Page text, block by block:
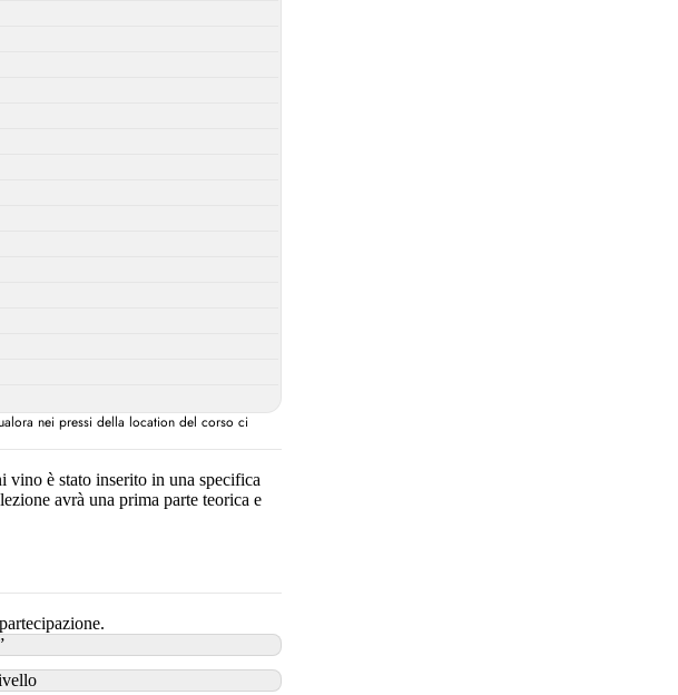
nei pressi della location del corso ci
vino è stato inserito in una specifica
avrà una prima parte teorica e